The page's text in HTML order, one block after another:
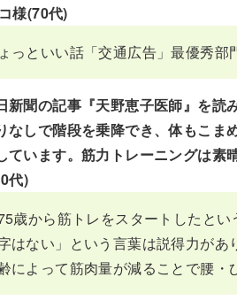
様(70代)
っといい話「交通広告」最優秀部
新聞の記事『天野恵子医師』を
なしで階段を乗降でき、体もこま
ています。筋力トレーニングは
代)
歳から筋トレをスタートしたと
はない」という言葉は説得力が
によって筋肉量が減ることで腰・